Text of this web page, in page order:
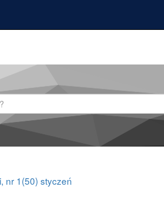
nr 1(50) styczeń